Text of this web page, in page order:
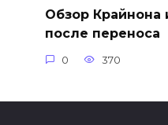
Обзор Крайнона
после переноса
0 370